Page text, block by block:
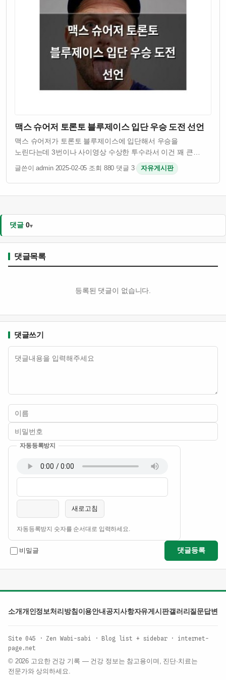
맥스 슈어저 토론토 블루제이스 입단 우승 도전 선언
맥스 슈어저가 토론토 블루제이스에 입단해서 우승을
노린다는데 3번이나 사이영상 수상한 투수라서 이건 꽤 큰
이슈임 그런데 슈어저 나이 41살인데도 불구하고 여전히
경기력이 괜찮은 걸로 알려져 있음 토론토 입장에서는 유명
투수를 영입해서 팀 전력을 보강하려는 의도인 듯 …
글쓴이 admin·2025-02-05·조회 880·댓글 3· 자유게시판
댓글 0
댓글목록
등록된 댓글이 없습니다.
댓글쓰기
이름필수
비밀번호필수
자동등록방지
새로고침
자동등록방지 숫자를 순서대로 입력하세요.
비밀글 댓글등록
소개 개인정보처리방침 이용안내 공지사항자유게시판갤러리 질문답변
Site 045 · Zen Wabi-sabi · Blog list + sidebar · internet-
page.net
© 2026 고요한 건강 기록 — 건강 정보는 참고용이며, 진단·치료는
전문가와 상의하세요.